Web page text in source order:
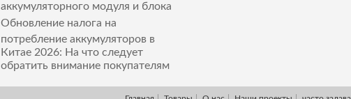
аккумуляторного модуля и блока
Обновление налога на
потребление аккумуляторов в
Китае 2026: На что следует
обратить внимание покупателям